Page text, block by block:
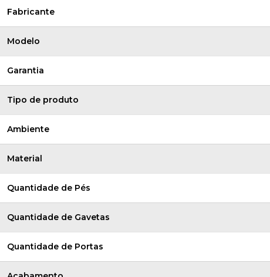
Fabricante
Modelo
Garantia
Tipo de produto
Ambiente
Material
Quantidade de Pés
Quantidade de Gavetas
Quantidade de Portas